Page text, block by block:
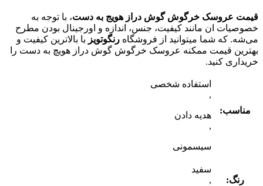
قیمت عروسک خرگوش گوش دراز هویج به دست، با توجه به
خصوصیات ان مانند کیفیت، جنس، اندازه و اورجینال بودن مطرح
می‌شه. که شما میتوانید از فروشگاه رنگوتویز با بالاترین کیفیت و
بهترین قیمت ممکنه عروسک خرگوش گوش دراز هویچ به دست را
خریداری کنید.
مناسب:
استفاده شخصی
,
هدیه دادن
,
سیسمونی
رنگ:
سفید
,